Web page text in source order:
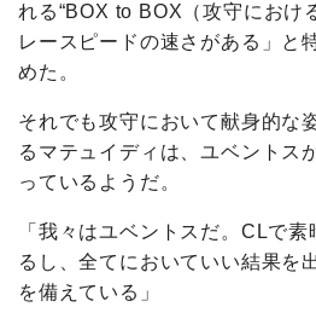
れる“BOX to BOX（攻守におけ
レースピードの速さがある」と
めた。
それでも攻守において献身的な
るマテュイディは、ユベントス
っているようだ。
「我々はユベントスだ。CLで
るし、全てにおいていい結果を
を備えている」